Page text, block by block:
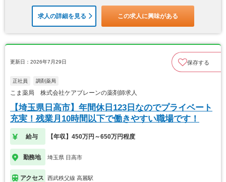
求人の詳細を見る この求人に興味がある
更新日：2026年7月29日 保存する
正社員 調剤薬局
こま薬局 株式会社ケアブレーンの薬剤師求人
【埼玉県日高市】年間休日123日なのでプライベート
充実！残業月10時間以下で働きやすい職場です！
給与 【年収】450万円～650万円程度
勤務地 埼玉県 日高市
アクセス 西武秩父線 高麗駅